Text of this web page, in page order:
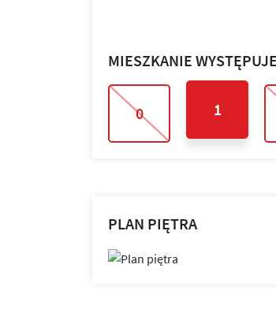
MIESZKANIE
0 1
PLAN PIĘTRA